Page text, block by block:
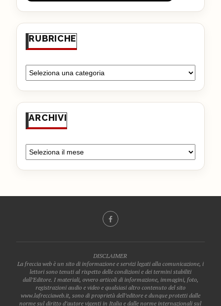
RUBRICHE
ARCHIVI
DISCLAIMER
La freccia web è un sito di informazione e servizi legati alla comunicazione, i
lettori sono tenuti al rispetto delle condizioni e dei termini stabiliti
dall’Editore. I materiali, ovvero articoli di informazione, immagini, foto,
registrazioni audio e video e qualsiasi altro contenuto del sito
www.lafrecciaweb.it, sono di proprietà dell’editore e dunque protetti dalle
norme sul diritto d’autore vigenti in Italia e dalle norme internazionali sul